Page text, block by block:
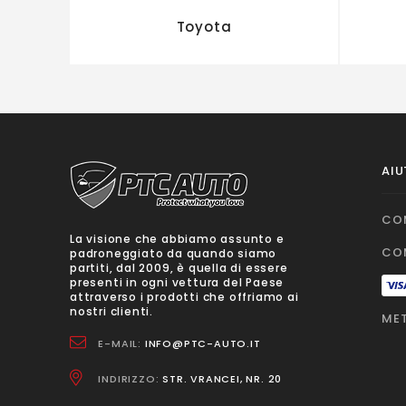
Toyota
La visione che abbiamo assunto e
padroneggiato da quando siamo
partiti, dal 2009, è quella di essere
presenti in ogni vettura del Paese
attraverso i prodotti che offriamo ai
nostri clienti.
E-MAIL: INFO@PTC-AUTO.IT
INDIRIZZO: STR. VRANCEI, NR. 20